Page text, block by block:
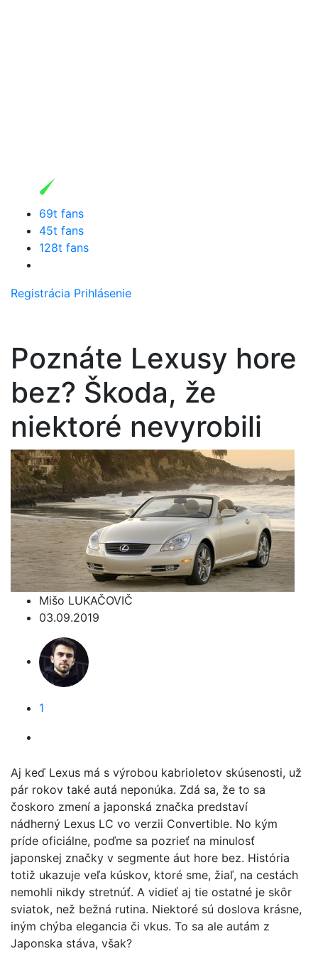
69t fans
45t fans
128t fans
Registrácia Prihlásenie
Poznáte Lexusy hore
bez? Škoda, že
niektoré nevyrobili
Mišo LUKAČOVIČ
03.09.2019
1
Aj keď Lexus má s výrobou kabrioletov skúsenosti, už
pár rokov také autá neponúka. Zdá sa, že to sa
čoskoro zmení a japonská značka predstaví
nádherný Lexus LC vo verzii Convertible. No kým
príde oficiálne, poďme sa pozrieť na minulosť
japonskej značky v segmente áut hore bez. História
totiž ukazuje veľa kúskov, ktoré sme, žiaľ, na cestách
nemohli nikdy stretnúť. A vidieť aj tie ostatné je skôr
sviatok, než bežná rutina. Niektoré sú doslova krásne,
iným chýba elegancia či vkus. To sa ale autám z
Japonska stáva, však?